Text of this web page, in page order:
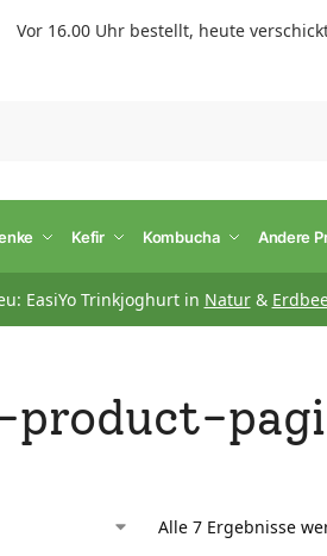
Vor 16.00 Uhr bestellt, heute
Kefir Kombucha Andere
EasiYo Trinkjoghurt in Natur&
product-
Alle 7 Ergebnisse